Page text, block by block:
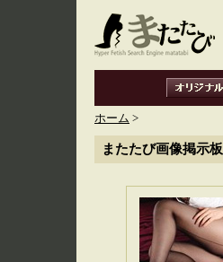
ホーム >
またたび画像掲示板